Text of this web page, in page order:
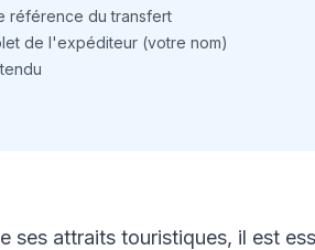
référence du transfert
de l'expéditeur (votre nom)
ses attraits touristiques, il est